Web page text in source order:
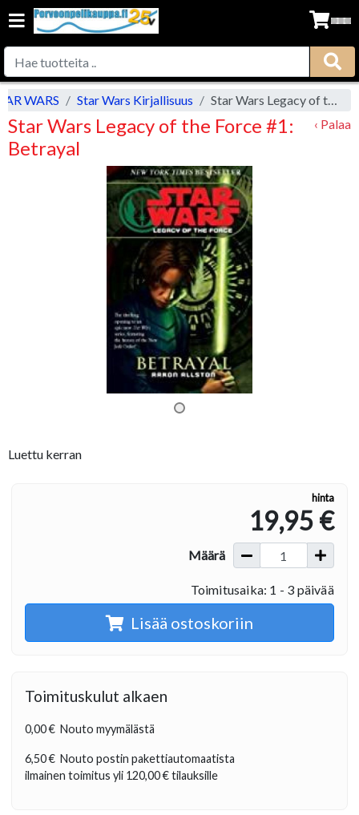
WARS Star Wars Kirjallisuus Star Wars Legacy of the Force #1: Betrayal
Star Wars Legacy of the Force #1:
Betrayal
‹ Palaa
Luettu kerran
hinta
19,95 €
Määrä
Toimitusaika: 1 - 3 päivää
Lisää ostoskoriin
Toimituskulut alkaen
0,00 € Nouto myymälästä
6,50 € Nouto postin pakettiautomaatista
ilmainen toimitus yli 120,00 €tilauksille